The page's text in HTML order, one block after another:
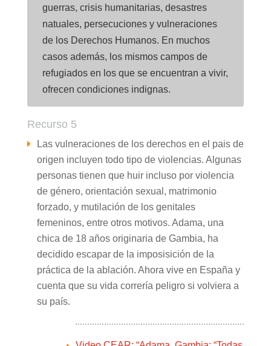
guerras, crisis humanitarias, desastres
natuales, persecuciones y vulneraciones
de los Derechos Humanos. En muchos
casos además, los mismos campos de
refugiados en los que se encuentran a vivir,
ofrecen condiciones indignas.
Recurso 5
Las vulneraciones de los derechos en el pais de
origen incluyen todo tipo de violencias. Algunas
personas tienen que huir incluso por violencia
de género, orientación sexual, matrimonio
forzado, y mutilación de los genitales
femeninos, entre otros motivos. Adama, una
chica de 18 años originaria de Gambia, ha
decidido escapar de la imposisición de la
práctica de la ablación. Ahora vive en España y
cuenta que su vida correría peligro si volviera a
su país.